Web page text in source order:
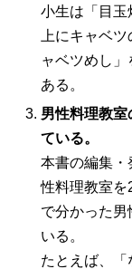
小生は「目玉
上にキャベ
ャベツめし
ある。
男性料理教
ている。
本書の編集・
性料理教室を
で分かった男
いる。
たとえば、「